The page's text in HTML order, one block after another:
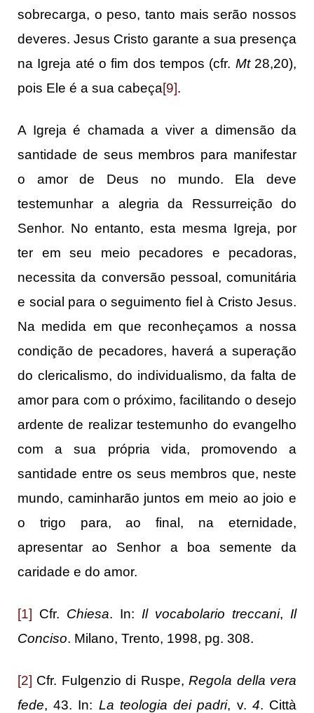
sobrecarga, o peso, tanto mais serão nossos
deveres. Jesus Cristo garante a sua presença
na Igreja até o fim dos tempos (cfr. Mt28,20),
pois Ele é a sua cabeça[9].
A Igreja é chamada a viver a dimensão da
santidade de seus membros para manifestar
o amor de Deus no mundo. Ela deve
testemunhar a alegria da Ressurreição do
Senhor. No entanto, esta mesma Igreja, por
ter em seu meio pecadores e pecadoras,
necessita da conversão pessoal, comunitária
e social para o seguimento fiel à Cristo Jesus.
Na medida em que reconheçamos a nossa
condição de pecadores, haverá a superação
do clericalismo, do individualismo, da falta de
amor para com o próximo, facilitando o desejo
ardente de realizar testemunho do evangelho
com a sua própria vida, promovendo a
santidade entre os seus membros que, neste
mundo, caminharão juntos em meio ao joio e
o trigo para, ao final, na eternidade,
apresentar ao Senhor a boa semente da
caridade e do amor.
[1] Cfr. Chiesa. In: Il vocabolario treccani, Il
Conciso. Milano, Trento, 1998, pg. 308.
[2] Cfr. Fulgenzio di Ruspe,Regola della vera
fede, 43. In: La teologia dei padri, v. 4. Città